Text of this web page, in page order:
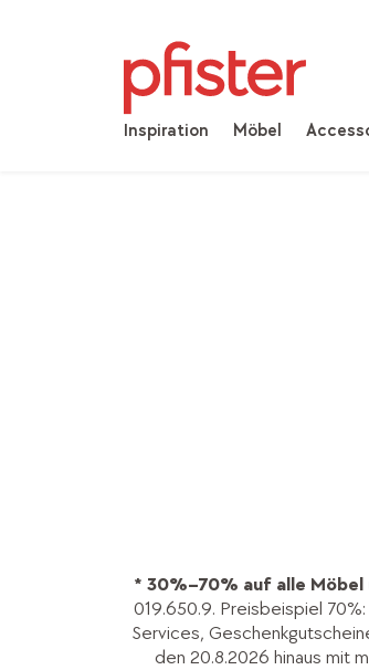
Inspiration Möbel
* 30%–70% auf alle Möbel
019.650.9. Preisbeispiel
Services,
den 20.8.2026 hinaus mit